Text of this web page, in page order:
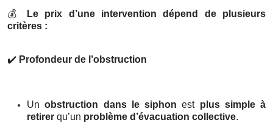
💰
Le prix d’une intervention dépend de plusieurs
critères :
✔️ Profondeur de l’obstruction
Unobstruction dans le siphon est plus simple à
retirer qu’un problème d’évacuation collective.